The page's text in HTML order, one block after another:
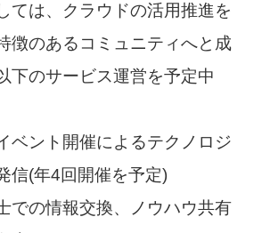
ては、クラウドの活用推進を
徴のあるコミュニティへと成
下のサービス運営を予定中
ベント開催によるテクノロジ
信(年4回開催を予定)
での情報交換、ノウハウ共有